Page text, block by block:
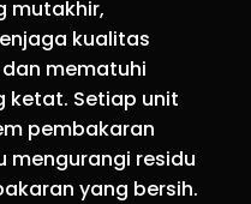
mutakhir,
kualitas
mematuhi
ketat. Setiap unit
pembakaran
mengurangi residu
yang bersih.